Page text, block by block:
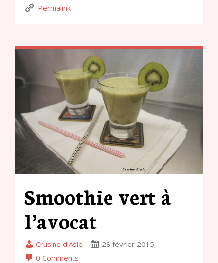
Permalink
Smoothie vert à
l’avocat
Crusine d'Asie
28 février 2015
0 Comments